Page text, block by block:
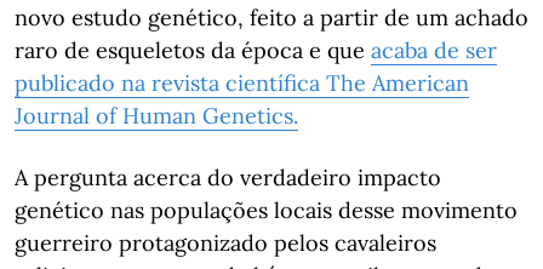
novo estudo genético, feito a partir de um achado
raro de esqueletos da época e que acaba de ser
publicado na revista científica The American
Journal of Human Genetics.
A pergunta acerca do verdadeiro impacto
genético nas populações locais desse movimento
guerreiro protagonizado pelos cavaleiros